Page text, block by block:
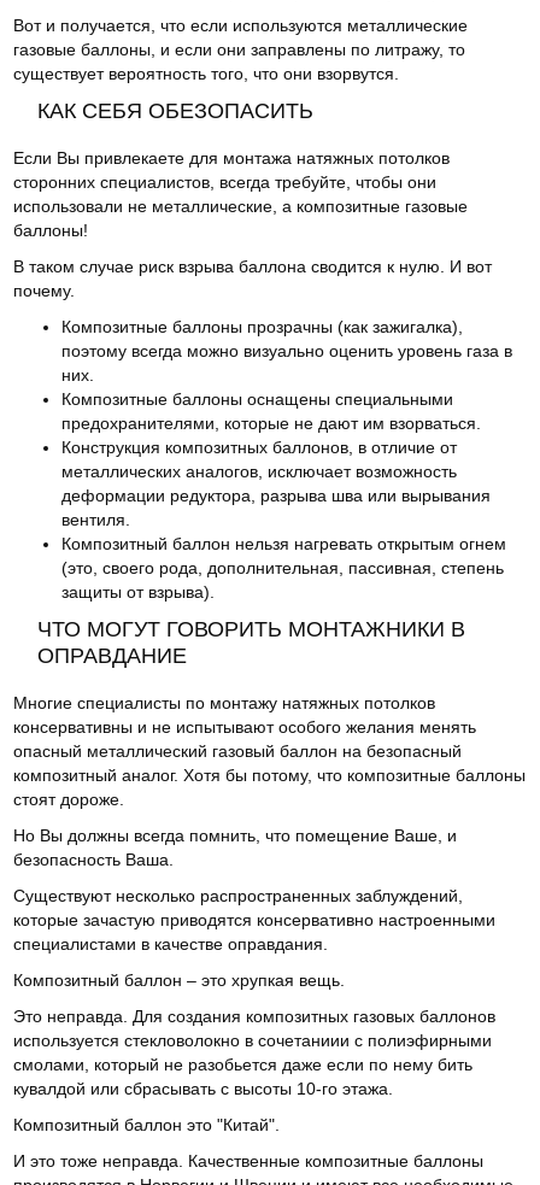
Вот и получается, что если используются металлические
газовые баллоны, и если они заправлены по литражу, то
существует вероятность того, что они взорвутся.
КАК СЕБЯ ОБЕЗОПАСИТЬ
Если Вы привлекаете для монтажа натяжных потолков
сторонних специалистов, всегда требуйте, чтобы они
использовали не металлические, а композитные газовые
баллоны!
В таком случае риск взрыва баллона сводится к нулю. И вот
почему.
Композитные баллоны прозрачны (как зажигалка),
поэтому всегда можно визуально оценить уровень газа в
них.
Композитные баллоны оснащены специальными
предохранителями, которые не дают им взорваться.
Конструкция композитных баллонов, в отличие от
металлических аналогов, исключает возможность
деформации редуктора, разрыва шва или вырывания
вентиля.
Композитный баллон нельзя нагревать открытым огнем
(это, своего рода, дополнительная, пассивная, степень
защиты от взрыва).
ЧТО МОГУТ ГОВОРИТЬ МОНТАЖНИКИ В
ОПРАВДАНИЕ
Многие специалисты по монтажу натяжных потолков
консервативны и не испытывают особого желания менять
опасный металлический газовый баллон на безопасный
композитный аналог. Хотя бы потому, что композитные баллоны
стоят дороже.
Но Вы должны всегда помнить, что помещение Ваше, и
безопасность Ваша.
Существуют несколько распространенных заблуждений,
которые зачастую приводятся консервативно настроенными
специалистами в качестве оправдания.
Композитный баллон – это хрупкая вещь.
Это неправда. Для создания композитных газовых баллонов
используется стекловолокно в сочетаниии с полиэфирными
смолами, который не разобьется даже если по нему бить
кувалдой или сбрасывать с высоты 10-го этажа.
Композитный баллон это "Китай".
И это тоже неправда. Качественные композитные баллоны